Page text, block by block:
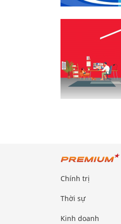
Chính trị
Thời sự
Kinh doanh